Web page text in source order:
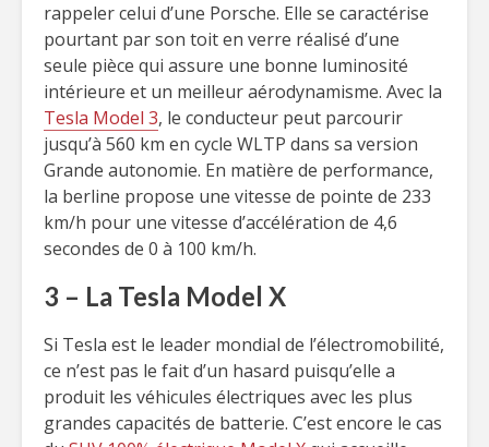
rappeler celui d’une Porsche. Elle se caractérise
pourtant par son toit en verre réalisé d’une
seule pièce qui assure une bonne luminosité
intérieure et un meilleur aérodynamisme. Avec la
Tesla Model 3, le conducteur peut parcourir
jusqu’à 560 km en cycle WLTP dans sa version
Grande autonomie. En matière de performance,
la berline propose une vitesse de pointe de 233
km/h pour une vitesse d’accélération de 4,6
secondes de 0 à 100 km/h.
3 – La Tesla Model X
Si Tesla est le leader mondial de l’électromobilité,
ce n’est pas le fait d’un hasard puisqu’elle a
produit les véhicules électriques avec les plus
grandes capacités de batterie. C’est encore le cas